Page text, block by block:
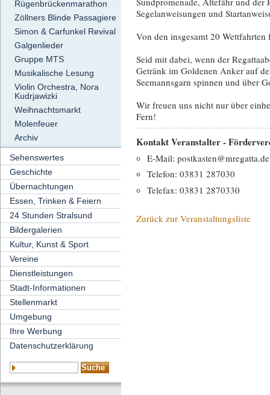
Rügenbrückenmarathon
Zöllners Blinde Passagiere
Simon & Carfunkel Revival
Galgenlieder
Gruppe MTS
Musikalische Lesung
Violin Orchestra, Nora
Kudrjawizki
Weihnachtsmarkt
Molenfeuer
Archiv
Sehenswertes
Geschichte
Übernachtungen
Essen, Trinken & Feiern
24 Stunden Stralsund
Bildergalerien
Kultur, Kunst & Sport
Vereine
Dienstleistungen
Stadt-Informationen
Stellenmarkt
Umgebung
Ihre Werbung
Datenschutzerklärung
Segelanweisungen und
Von den insgesamt 20
Seid mit dabei, wenn der
Getränk im Goldenen Anker auf
Seemannsgarn spinnen und über
Wir freuen uns nicht nur über
Fern!
Kontakt Veranstalter -
E-Mail: postkasten@mregatta.de
Telefon: 03831 287030
Telefax: 03831 2870330
Zurück zur Veranstaltungsliste